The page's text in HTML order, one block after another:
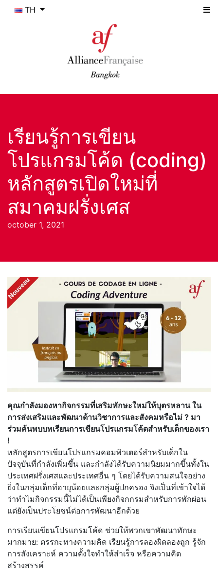
TH
เรียนรู้การเขียน
โปรแกรมโค้ด (coding)
หลักสูตรเปิดใหม่ที่
สมาคมฝรั่งเศส
october 1, 2021
คุณกำลังมองหากิจกรรมที่เสริมทักษะใหม่ให้บุตรหลาน ใน
การส่งเสริมและพัฒนาด้านวิชาการและสังคมหรือไม่ ? มา
ร่วมค้นพบบทเรียนการเขียนโปรแกรมโค้ดสำหรับเด็กของเรา
!
หลักสูตรการเขียนโปรแกรมคอมพิวเตอร์สำหรับเด็กใน
ปัจจุบันที่กำลังเพิ่มขึ้น และกำลังได้รับความนิยมมากขึ้นทั้งใน
ประเทศฝรั่งเศสและประเทศอื่น ๆ โดยได้รับความสนใจอย่าง
ยิ่งในกลุ่มเด็กที่อายุน้อยและกลุ่มผู้ปกครอง จึงเป็นที่เข้าใจได้
ว่าทำไมกิจกรรมนี้ไม่ได้เป็นเพียงกิจกกรมสำหรับการพักผ่อน
แต่ยังเป็นประโยชน์ต่อการพัฒนาอีกด้วย
การเรียนเขียนโปรแกรมโค้ด ช่วยให้พวกเขาพัฒนาทักษะ
มากมาย: ตรรกะทางความคิด เรียนรู้การลองผิดลองถูก รู้จัก
การสังเคราะห์ ความตั้งใจทำให้สำเร็จ หรือความคิด
สร้างสรรค์